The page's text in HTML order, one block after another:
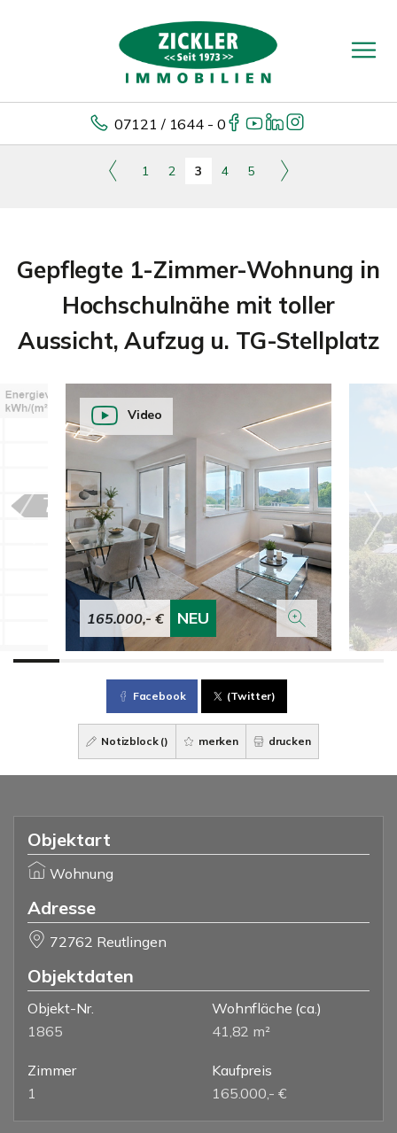
07121 / 1644 - 0
1 2 3 4 5
Gepflegte 1-Zimmer-Wohnung in
Hochschulnähe mit toller
Aussicht, Aufzug u. TG-Stellplatz
165.000,- € NEU
Video
Facebook (Twitter)
Notizblock () merken drucken
Objektart
Wohnung
Adresse
72762 Reutlingen
Objektdaten
Objekt-Nr.
1865
Wohnfläche (ca.)
41,82 m²
Zimmer
1
Kaufpreis
165.000,- €